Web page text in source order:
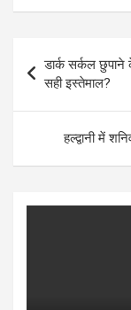
at
s
A
p
p
ce
o
o
k
navigation
डार्क सर्कल
सही इस्तेमाल?
हल्द्वानी में